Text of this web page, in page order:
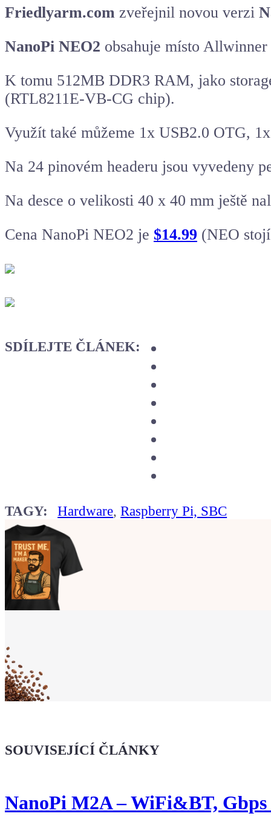
Friedlyarm.com zveřejnil novou verzi
NanoPi NEO2 obsahuje místo
K tomu 512MB DDR3 RAM, jako
(RTL8211E-VB-CG chip).
Využít také můžeme 1x USB2.0 OTG,
Na 24 pinovém headeru jsou vyvedeny
Na desce o velikosti 40 x 40 mm ještě
Cena NanoPi NEO2 je $14.99 (NEO
SDÍLEJTE ČLÁNEK:
TAGY: Hardware,Raspberry Pi, SBC
že jsi Maker!
Koupit tričko
SOUVISEJÍCÍ ČLÁNKY
NanoPi M2A – WiFi&BT, Gbps